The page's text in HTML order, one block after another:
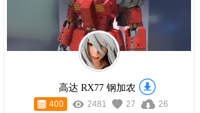
高达 RX77 钢加农
400 2481 27 26